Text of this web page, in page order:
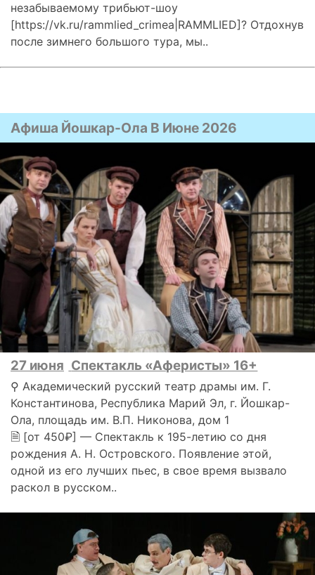
незабываемому трибьют-шоу
[https://vk.ru/rammlied_crimea|RAMMLIED]? Отдохнув
после зимнего большого тура, мы..
Афиша Йошкар-Ола В Июне 2026
27 июня Спектакль «Аферисты» 16+
⚲ Академический русский театр драмы им. Г.
Константинова, Республика Марий Эл, г. Йошкар-
Ола, площадь им. В.П. Никонова, дом 1
🗎 [от 450₽] — Спектакль к 195-летию со дня
рождения А. Н. Островского. Появление этой,
одной из его лучших пьес, в свое время вызвало
раскол в русском..